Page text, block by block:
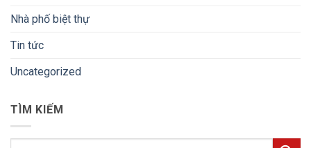
Nhà phố biệt thự
Tin tức
Uncategorized
TÌM KIẾM